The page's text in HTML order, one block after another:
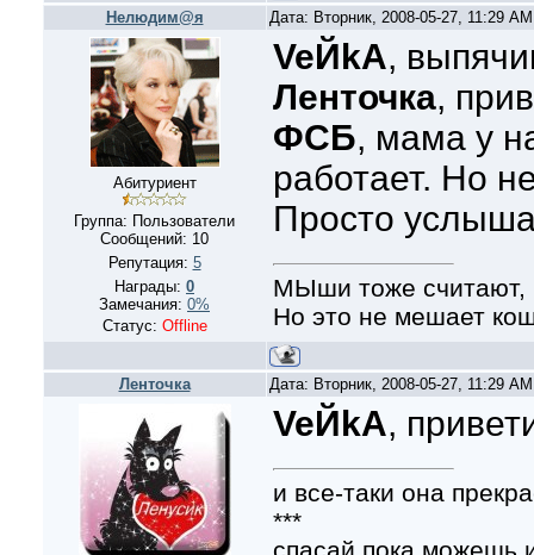
Нелюдим@я Дата: Вторник, 2008-05-27, 11:29
Абитуриент
Группа: Пользователи
Сообщений: 10
Репутация: 5
Награды: 0
Замечания: 0%
Статус: Offline
VeЙkA,
Ленточка,
ФСБ, мама у
работает. Но
Просто
МЫши тоже считают,
Но это не мешает
Ленточка Дата: Вторник, 2008-05-27, 11:29
VeЙkA,
и все-таки она
***